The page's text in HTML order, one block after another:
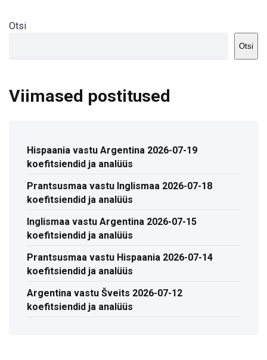
Otsi
Otsi
Viimased postitused
Hispaania vastu Argentina 2026-07-19
koefitsiendid ja analüüs
Prantsusmaa vastu Inglismaa 2026-07-18
koefitsiendid ja analüüs
Inglismaa vastu Argentina 2026-07-15
koefitsiendid ja analüüs
Prantsusmaa vastu Hispaania 2026-07-14
koefitsiendid ja analüüs
Argentina vastu Šveits 2026-07-12
koefitsiendid ja analüüs